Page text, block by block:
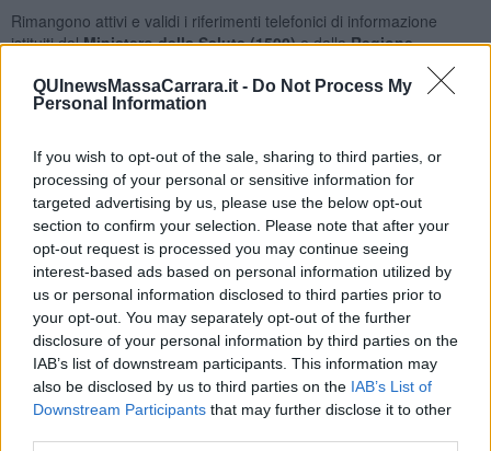
QUInewsMassaCarrara.it - Do Not Process My
Personal Information
If you wish to opt-out of the sale, sharing to third parties, or
processing of your personal or sensitive information for
targeted advertising by us, please use the below opt-out
section to confirm your selection. Please note that after your
opt-out request is processed you may continue seeing
interest-based ads based on personal information utilized by
us or personal information disclosed to third parties prior to
your opt-out. You may separately opt-out of the further
disclosure of your personal information by third parties on the
IAB’s list of downstream participants. This information may
also be disclosed by us to third parties on the IAB’s List of
Downstream Participants that may further disclose it to other
Rimangono attivi e validi i riferimenti telefonici di informazione
istituiti dalMinistero della Salute (1500)e dallaRegione
Per i soggetti che abbiano avuto contatti stretti con casi confermati
della malattia infettiva diffusiva, è disposta dalla azienda sanitaria la
misura dellaquarantena con sorveglianza attiva.
Per le persone che, negli ultimi 14 giorni, siano arrivate in Italia
dopo essere state nelle aree della Cina interessate, l’azienda
sanitaria adotta la misura dellapermanenza domiciliare fiduciaria
con sorveglianza attiva. Qualora vi siano particolari condizioni
che non permettono la permanenza domiciliare, l’ASL in accordo
con le competenti autorità locali e con le associazioni di
volontariato, troverà misure alternative di efficacia equivalente.
Gli operatori sanitari che hanno preso in carico il cittadino in
sorveglianza attiva, daranno tutte le indicazioni d’igiene personale